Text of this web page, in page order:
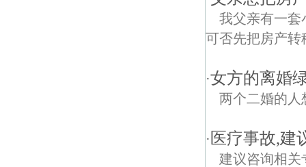
我父亲有一套
可否先把房产转
·女方的离婚
两个二婚的人
· 医疗事故,建
建议咨询相关